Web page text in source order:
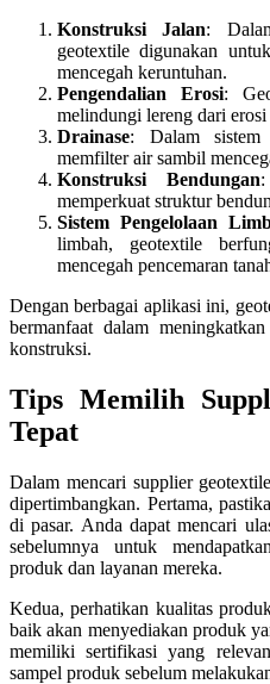
Konstruksi Jalan:
geotextile digunakan
mencegah keruntuhan.
Pengendalian Erosi:
melindungi lereng dari
Drainase: Dalam sistem
memfilter air sambil
Konstruksi Bendungan
memperkuat struktur
Sistem Pengelolaan
limbah, geotextile
mencegah pencemaran
Dengan berbagai aplikasi ini,
bermanfaat dalam
konstruksi.
Tips Memilih
Tepat
Dalam mencari supplier
dipertimbangkan. Pertama,
di pasar. Anda dapat mencari
sebelumnya untuk
produk dan layanan mereka.
Kedua, perhatikan kualitas
baik akan menyediakan produk
memiliki sertifikasi yang
sampel produk sebelum